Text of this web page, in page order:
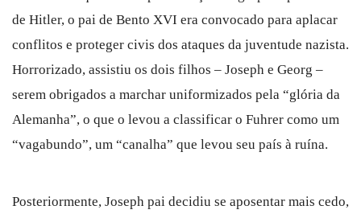
de Hitler, o pai de Bento XVI era convocado para aplacar
conflitos e proteger civis dos ataques da juventude nazista.
Horrorizado, assistiu os dois filhos – Joseph e Georg –
serem obrigados a marchar uniformizados pela “glória da
Alemanha”, o que o levou a classificar o Fuhrer como um
“vagabundo”, um “canalha” que levou seu país à ruína.
Posteriormente, Joseph pai decidiu se aposentar mais cedo,